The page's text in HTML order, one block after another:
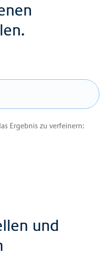
Ergebnis zu verfeinern:
und